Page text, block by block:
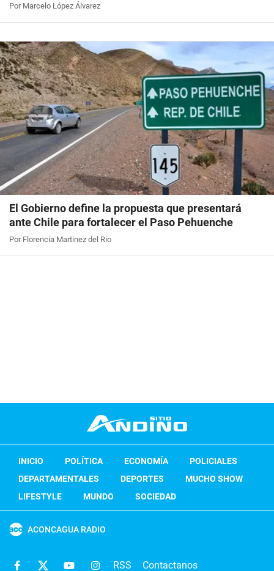
Por Marcelo López Álvarez
El Gobierno define la propuesta que presentará
ante Chile para fortalecer el Paso Pehuenche
Por Florencia Martinez del Rio
INICIO POLÍTICA ECONOMÍA
POLICIALES
DEPARTAMENTALES
DEPORTES
MUCHO SHOW
LIFESTYLE
MUNDO SOCIEDAD
ACONCAGUA RADIO
RSS Contactanos